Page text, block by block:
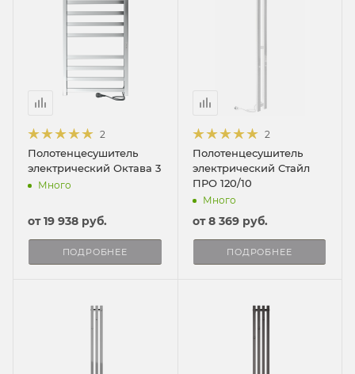
2
Полотенцесушитель
электрический Октава 3
Много
от19 938 руб.
ПОДРОБНЕЕ
2
Полотенцесушитель
электрический Стайл
ПРО 120/10
Много
от8 369 руб.
ПОДРОБНЕЕ